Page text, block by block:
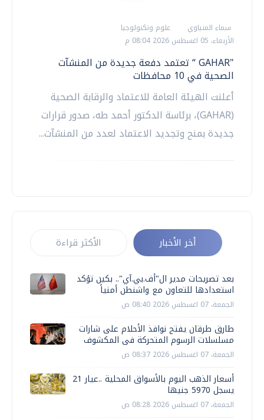
سماء المنياوي
علوم وتكنولوجيا
الأربعاء، 05 اغسطس 2026 08:04 م
"GAHAR “ تعتمد دفعة جديدة من المنشآت
الصحية في 10 محافظات
أعلنت الهيئة العامة للاعتماد والرقابة الصحية
(GAHAR)، برئاسة الدكتور أحمد طه، صدور قرارات
جديدة بمنح وتجديد الاعتماد لعدد من المنشآت...
أخر الأخبار الأكثر قراءة
بعد تصريحات مدير ال"أف.بي.آي".. بكين تؤكد
استعدادها للتعاون مع واشنطن أمنياً
الجمعة، 07 اغسطس 2026 08:40 ص
طارق طرقان يفتح نوافذ الأحلام على شارات
مسلسلات الرسوم المتحركة فى المكشوف
الجمعة، 07 اغسطس 2026 08:37 ص
أسعار الذهب اليوم بالأسواق المحلية ..عيار 21
يسجل 5970 جنيها
الجمعة، 07 اغسطس 2026 08:28 ص